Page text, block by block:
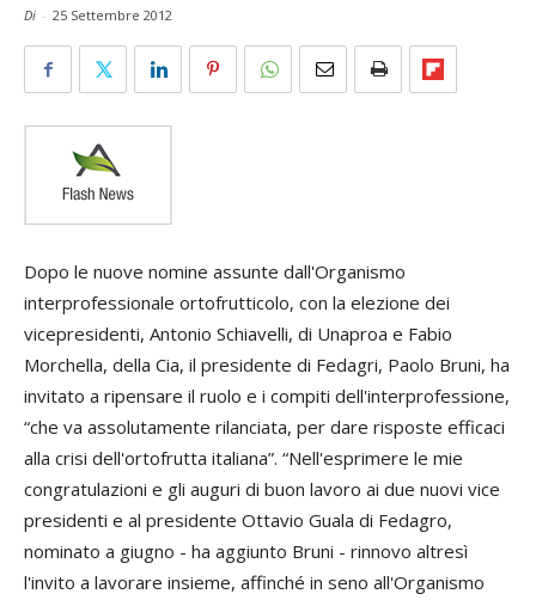
Di - 25 Settembre 2012
Dopo le nuove nomine assunte dall'Organismo
interprofessionale ortofrutticolo, con la elezione dei
vicepresidenti, Antonio Schiavelli, di Unaproa e Fabio
Morchella, della Cia, il presidente di Fedagri, Paolo Bruni, ha
invitato a ripensare il ruolo e i compiti dell'interprofessione,
“che va assolutamente rilanciata, per dare risposte efficaci
alla crisi dell'ortofrutta italiana”. “Nell'esprimere le mie
congratulazioni e gli auguri di buon lavoro ai due nuovi vice
presidenti e al presidente Ottavio Guala di Fedagro,
nominato a giugno - ha aggiunto Bruni - rinnovo altresì
l'invito a lavorare insieme, affinché in seno all'Organismo